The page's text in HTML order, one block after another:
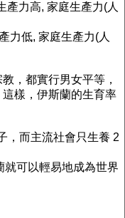
產力高, 家庭生產力(人
力低, 家庭生產力(人
，都實行男女平等，
樣，伊斯蘭的生育率
，而主流社會只生養 2
就可以輕易地成為世界